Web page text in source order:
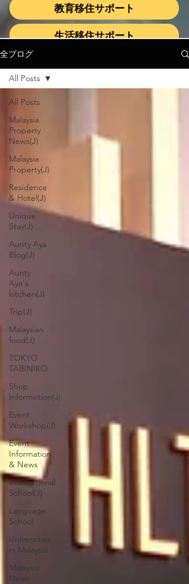
教育移住サポート
生活移住サポート
全ブログ
All Posts
Malaysia
Property
News(J)
Malaysia
Property(J)
Residence
& Hotel(J)
Unique
Stay(J)
Aunty Aya
Blog(J)
Aunty
Aya's
kitchen(J)
Trip(J)
Malaysian
food(J)
TOKYO
TABINIKO
Shop
Informetion(J)
Event
Workshop(J)
Event
Information
& News
International
School(J)
Language
School
Universities
in Malaysia
Malaysia
News
All Posts